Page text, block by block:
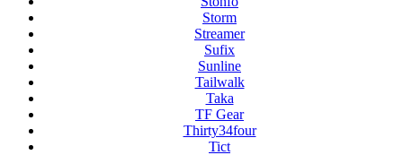
Storm
Streamer
Sufix
Sunline
Tailwalk
Taka
TF Gear
Thirty34four
Tict